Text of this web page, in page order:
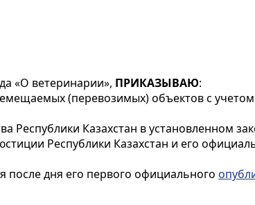
«О ветеринарии», ПРИКАЗЫВАЮ:
(перевозимых) объектов с
Республики Казахстан в установленном
Республики Казахстан и его
после дня его первого официального